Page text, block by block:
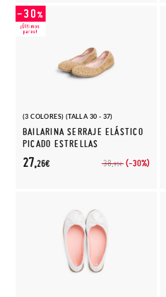
(3 COLORES) (TALLA 30 - 37)
BAILARINA SERRAJE ELÁSTICO
PICADO ESTRELLAS
38,95€ (-30%)
27,26€